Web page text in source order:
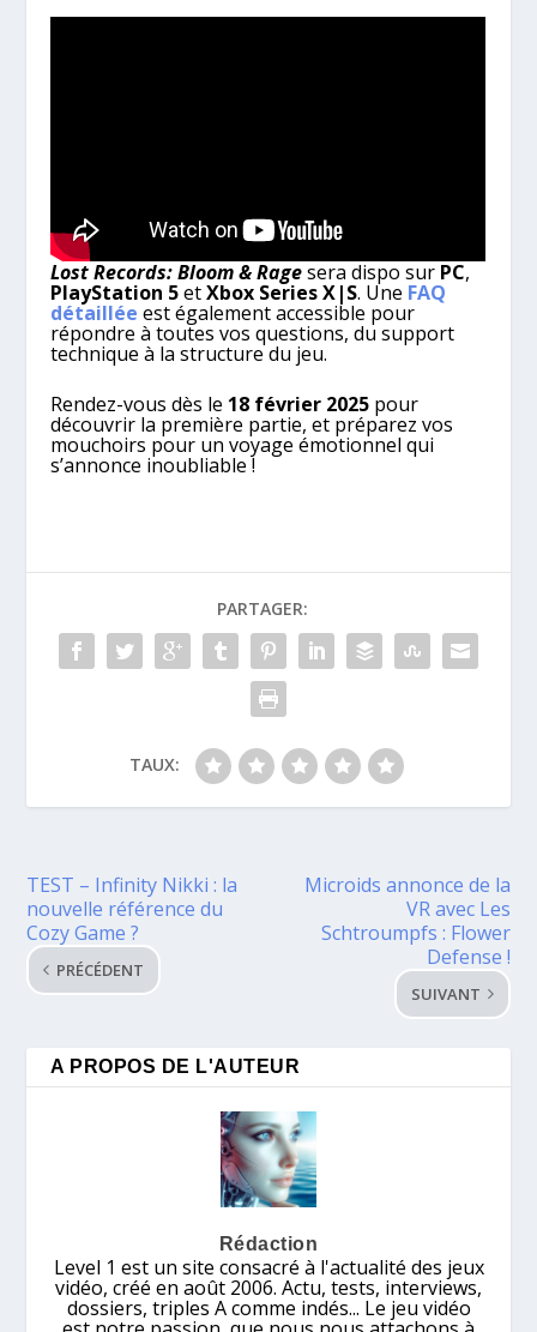
Lost Records: Bloom & Ragesera dispo sur PC,
PlayStation 5etXbox Series X|S. Une FAQ
détaillée est également accessible pour
répondre à toutes vos questions, du support
technique à la structure du jeu.
Rendez-vous dès le 18 février 2025 pour
découvrir la première partie, et préparez vos
mouchoirs pour un voyage émotionnel qui
s’annonce inoubliable !
PARTAGER:
TAUX:
TEST – Infinity Nikki : la
nouvelle référence du
Cozy Game ?
PRÉCÉDENT
Microids annonce de la
VR avec Les
Schtroumpfs : Flower
Defense !
SUIVANT
A PROPOS DE L'AUTEUR
Rédaction
Level 1 est un site consacré à l'actualité des jeux
vidéo, créé en août 2006. Actu, tests, interviews,
dossiers, triples A comme indés... Le jeu vidéo